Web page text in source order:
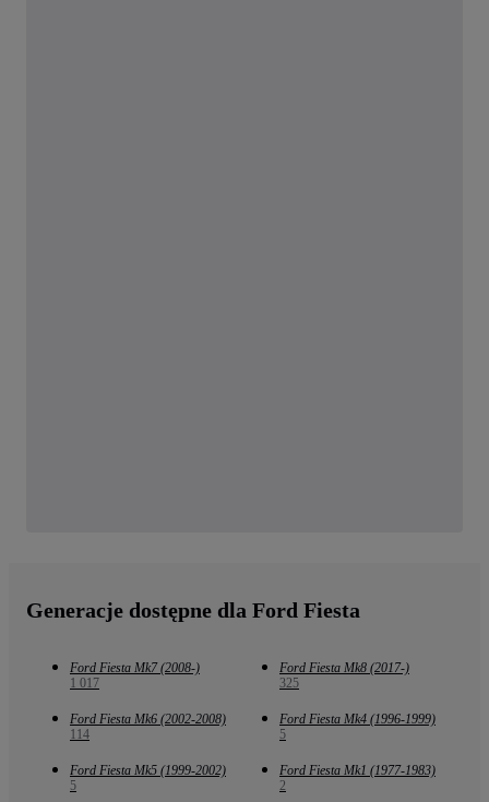
Generacje dostępne dla Ford Fiesta
Ford Fiesta Mk7 (2008-)
1 017
Ford Fiesta Mk8 (2017-)
325
Ford Fiesta Mk6 (2002-2008)
114
Ford Fiesta Mk4 (1996-1999)
5
Ford Fiesta Mk5 (1999-2002)
5
Ford Fiesta Mk1 (1977-1983)
2